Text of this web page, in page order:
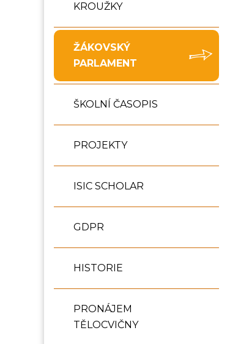
KROUŽKY
ŽÁKOVSKÝ
PARLAMENT
ŠKOLNÍ ČASOPIS
PROJEKTY
ISIC SCHOLAR
GDPR
HISTORIE
PRONÁJEM
TĚLOCVIČNY